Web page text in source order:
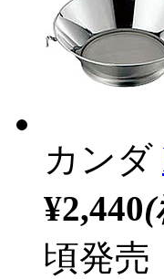
カンダ
¥2,440
頃発売